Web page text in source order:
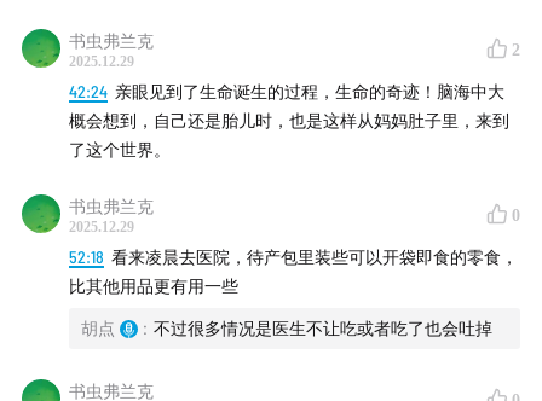
书虫弗兰克
2025.12.29
2
42:24 亲眼见到了生命诞生的过程，生命的奇迹！脑海中大
概会想到，自己还是胎儿时，也是这样从妈妈肚子里，来到
了这个世界。
书虫弗兰克
2025.12.29
0
52:18 看来凌晨去医院，待产包里装些可以开袋即食的零食，
比其他用品更有用一些
胡点 : 不过很多情况是医生不让吃或者吃了也会吐掉
书虫弗兰克